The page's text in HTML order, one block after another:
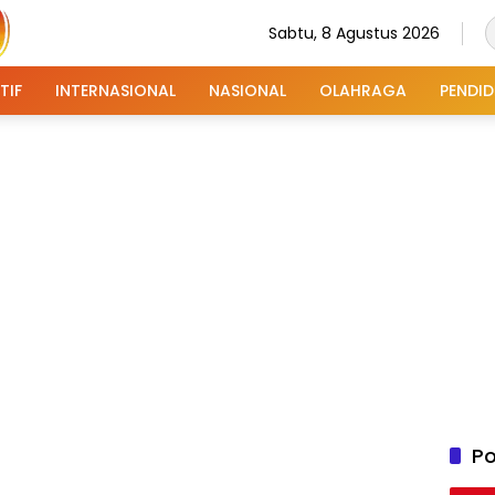
Sabtu, 8 Agustus 2026
INTERNASIONAL NASIONAL OLAHRAGA